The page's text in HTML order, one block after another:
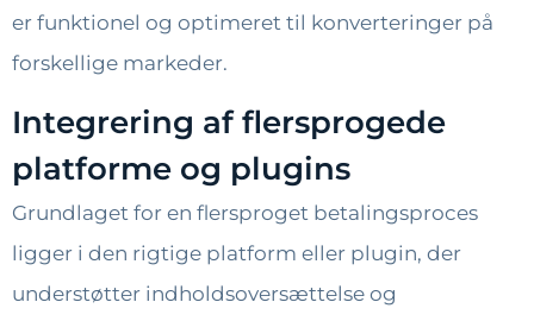
er funktionel og optimeret til konverteringer på
forskellige markeder.
Integrering af flersprogede
platforme og plugins
Grundlaget for en flersproget betalingsproces
ligger i den rigtige platform eller plugin, der
understøtter indholdsoversættelse og